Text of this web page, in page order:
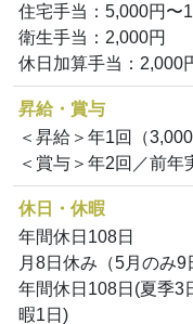
住宅手当：5,000円〜
衛生手当：2,000円
休日加算手当：2,000
昇給・賞与
＜昇給＞年1回（
＜賞与＞年2回／前年
休日・休暇
年間休日108日
月8日休み（5月のみ9
年間休日108日(夏季3
暇1日)